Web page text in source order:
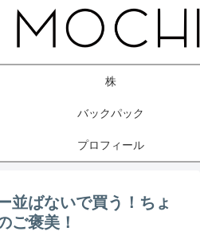
株
バックパック
プロフィール
並ばないで買う！ちょ
ご褒美！